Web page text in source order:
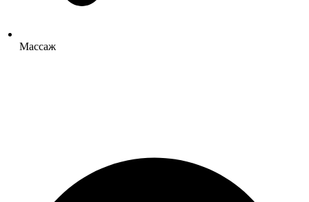
Массаж